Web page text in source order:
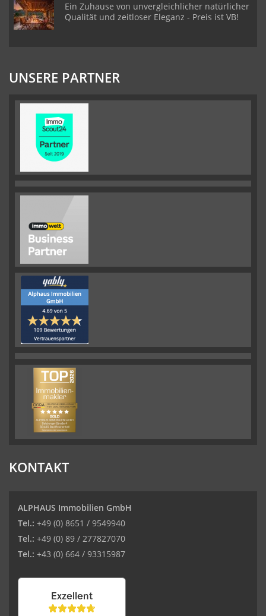
Ein Zuhause von unvergleichlicher natürlicher
Qualität und zeitloser Eleganz - Preis ist VB!
UNSERE PARTNER
KONTAKT
ALPHAUS Immobilien GmbH
Tel.: +49 (0) 8651 / 9549940
Tel.: +49 (0) 89 / 277827070
Tel.: +43 (0) 664 / 93315987